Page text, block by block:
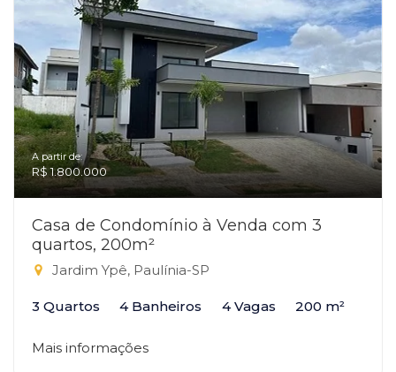
A partir de:
R$ 1.800.000
Casa de Condomínio à Venda com 3
quartos, 200m²
Jardim Ypê, Paulínia-SP
3 Quartos 4 Banheiros 4 Vagas 200 m²
Mais informações